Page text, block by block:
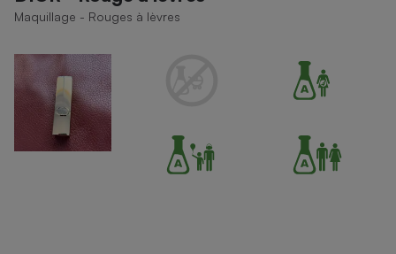
Maquillage - Rouges à lèvres